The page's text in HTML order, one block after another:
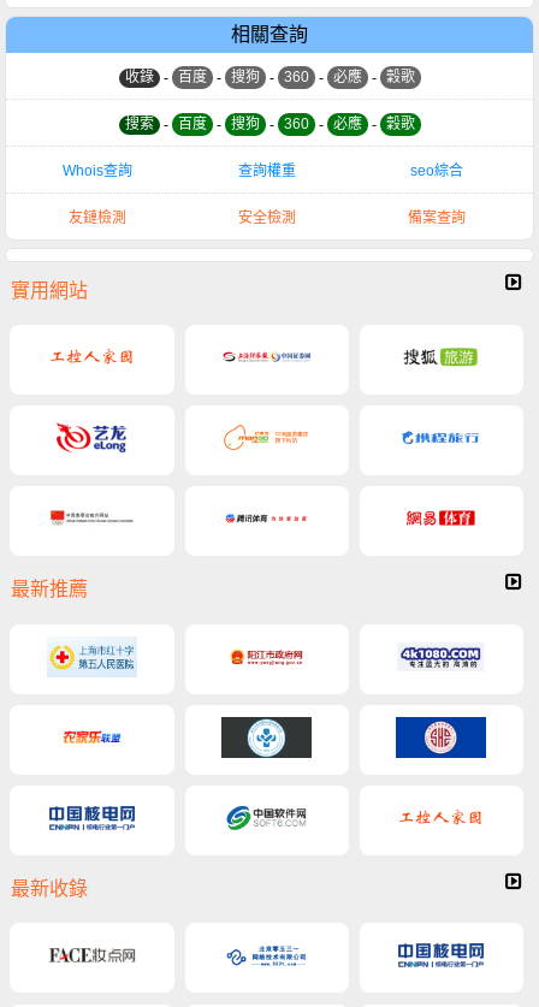
相關查詢
收錄 - 百度 - 搜狗 - 360 - 必應 - 穀歌
搜索 - 百度 - 搜狗 - 360 - 必應 - 穀歌
Whois查詢 查詢權重 seo綜合
友鏈檢測 安全檢測 備案查詢
實用網站
最新推薦
最新收錄